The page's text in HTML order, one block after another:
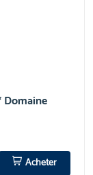
Domaine
Acheter